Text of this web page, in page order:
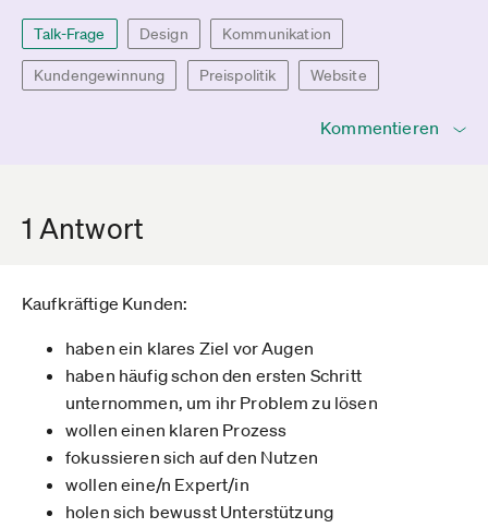
Talk-Frage Design Kommunikation
Kundengewinnung Preispolitik Website
Kommentieren
1 Antwort
Kaufkräftige Kunden:
haben ein klares Ziel vor Augen
haben häufig schon den ersten Schritt
unternommen, um ihr Problem zu lösen
wollen einen klaren Prozess
fokussieren sich auf den Nutzen
wollen eine/n Expert/in
holen sich bewusst Unterstützung